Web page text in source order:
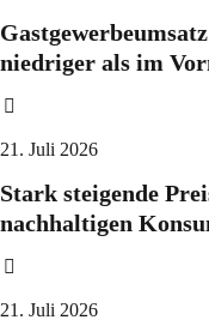
niedriger als im
21. Juli 2026
Stark steigende
nachhaltigen
21. Juli 2026